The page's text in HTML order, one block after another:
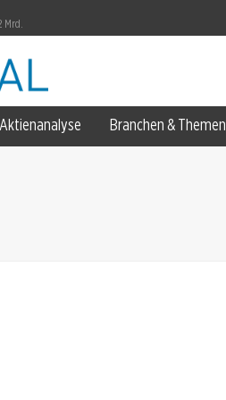
Aktienanalyse Branchen & Themen